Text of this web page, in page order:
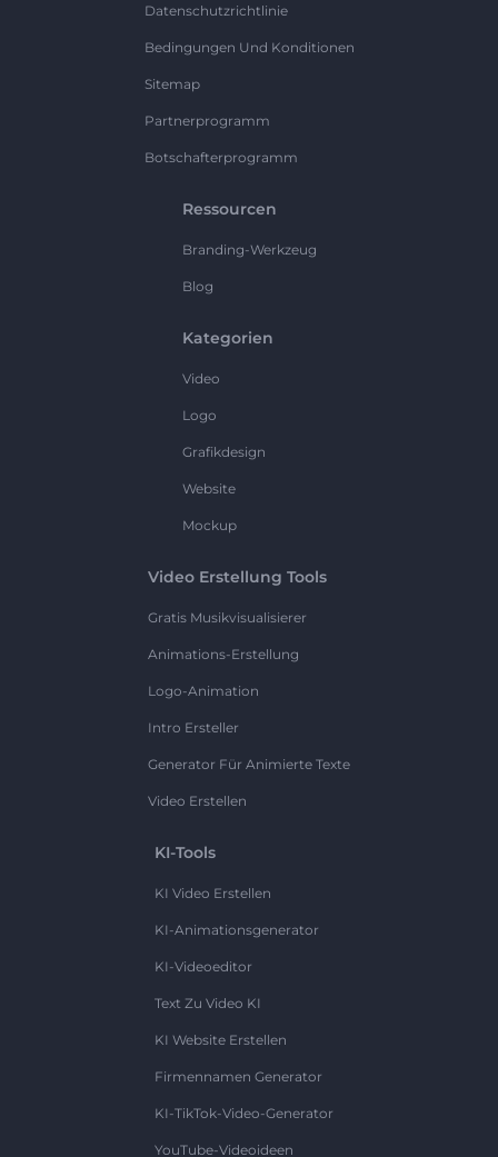
Datenschutzrichtlinie
Bedingungen Und Konditionen
Sitemap
Partnerprogramm
Botschafterprogramm
Ressourcen
Branding-Werkzeug
Blog
Kategorien
Video
Logo
Grafikdesign
Website
Mockup
Video Erstellung Tools
Gratis Musikvisualisierer
Animations-Erstellung
Logo-Animation
Intro Ersteller
Generator Für Animierte Texte
Video Erstellen
KI-Tools
KI Video Erstellen
KI-Animationsgenerator
KI-Videoeditor
Text Zu Video KI
KI Website Erstellen
Firmennamen Generator
KI-TikTok-Video-Generator
YouTube-Videoideen